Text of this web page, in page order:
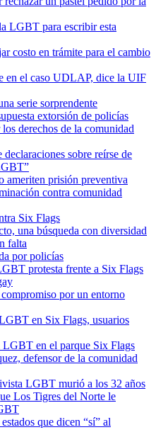
LGBT para escribir esta
costo en trámite para el cambio
en el caso UDLAP, dice la UIF
serie sorprendente
extorsión de policías
derechos de la comunidad
sobre reírse de
ameriten prisión preventiva
contra comunidad
Six Flags
una búsqueda con diversidad
falta
por policías
protesta frente a Six Flags
por un entorno
en Six Flags, usuarios
en el parque Six Flags
defensor de la comunidad
LGBT murió a los 32 años
Los Tigres del Norte le
que dicen “sí” al